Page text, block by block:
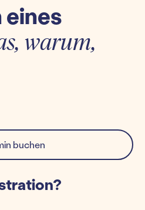
warum,
buchen